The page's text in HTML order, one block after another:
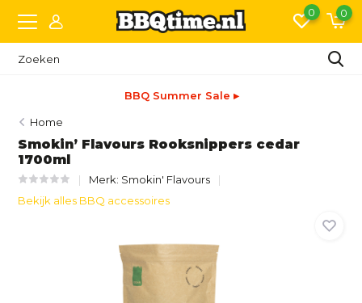
0 0
BBQ Summer Sale ▸
Home
Smokin’ Flavours Rooksnippers cedar
1700ml
Merk: Smokin' Flavours
Bekijk alles BBQ accessoires